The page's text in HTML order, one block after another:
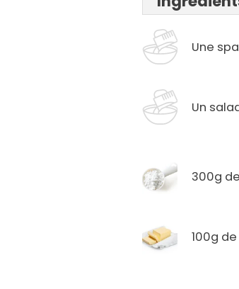
Une
Un
300g
100g